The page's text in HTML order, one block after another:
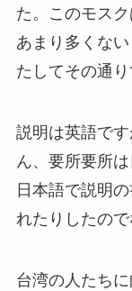
た。このモス
あまり多くな
たしてその通り
説明は英語で
ん、要所要所
日本語で説明
れたりしたので
台湾の人たち